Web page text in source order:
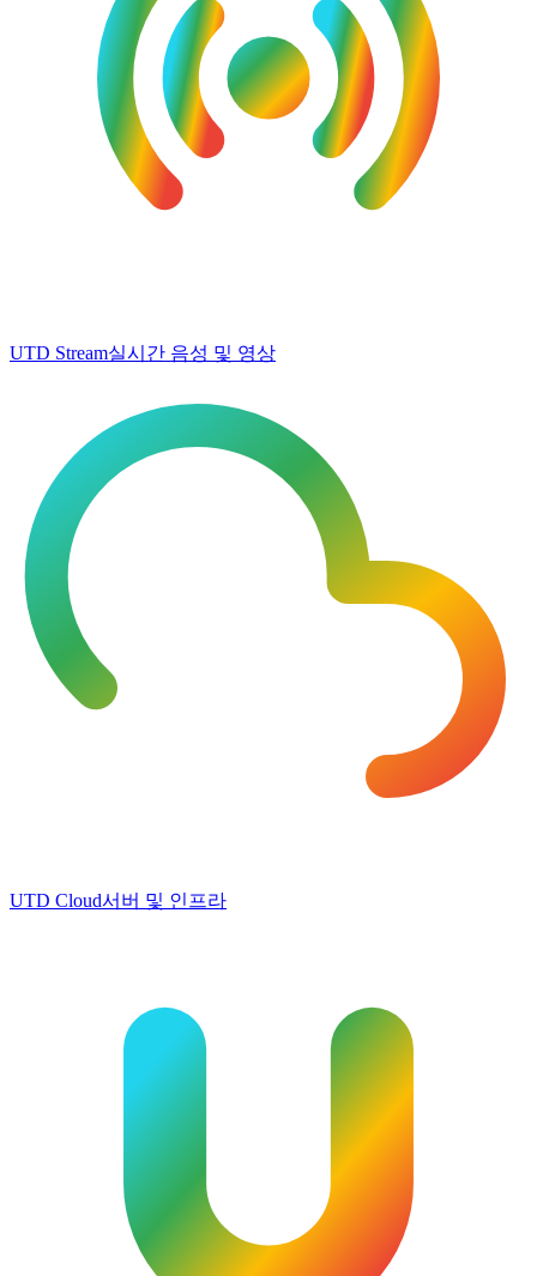
UTD Stream실시간 음성 및 영상
UTD Cloud서버 및 인프라